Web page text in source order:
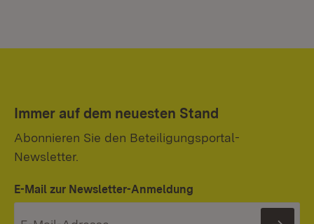
Immer auf dem neuesten Stand
Abonnieren Sie den Beteiligungsportal-
Newsletter.
E-Mail zur Newsletter-Anmeldung